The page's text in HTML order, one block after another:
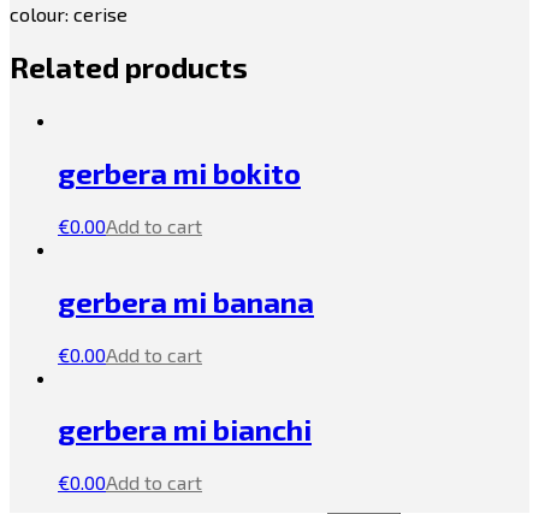
colour: cerise
Related products
gerbera mi bokito
€0.00Add to cart
gerbera mi banana
€0.00Add to cart
gerbera mi bianchi
€0.00Add to cart